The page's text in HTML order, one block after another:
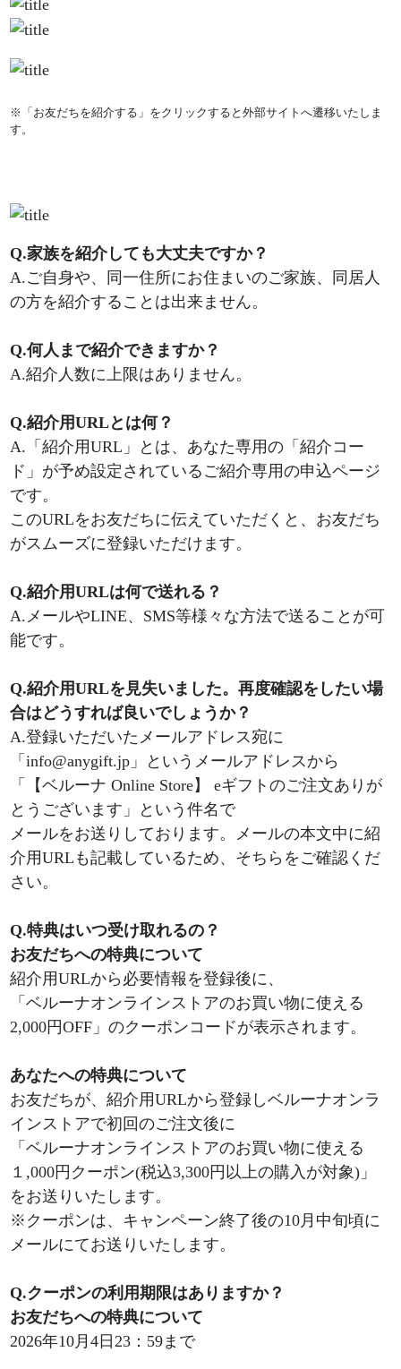
※「お友だちを紹介する」をクリックすると外部サイトへ遷移いたしま
す。
Q.家族を紹介しても大丈夫ですか？
A.ご自身や、同一住所にお住まいのご家族、同居人
の方を紹介することは出来ません。
Q.何人まで紹介できますか？
A.紹介人数に上限はありません。
Q.紹介用URLとは何？
A.「紹介用URL」とは、あなた専用の「紹介コー
ド」が予め設定されているご紹介専用の申込ページ
です。
このURLをお友だちに伝えていただくと、お友だち
がスムーズに登録いただけます。
Q.紹介用URLは何で送れる？
A.メールやLINE、SMS等様々な方法で送ることが可
能です。
Q.紹介用URLを見失いました。再度確認をしたい場
合はどうすれば良いでしょうか？
A.登録いただいたメールアドレス宛に
「info@anygift.jp」というメールアドレスから
「【ベルーナ Online Store】 eギフトのご注文ありが
とうございます」という件名で
メールをお送りしております。メールの本文中に紹
介用URLも記載しているため、そちらをご確認くだ
さい。
Q.特典はいつ受け取れるの？
お友だちへの特典について
紹介用URLから必要情報を登録後に、
「ベルーナオンラインストアのお買い物に使える
2,000円OFF」のクーポンコードが表示されます。
あなたへの特典について
お友だちが、紹介用URLから登録しベルーナオンラ
インストアで初回のご注文後に
「ベルーナオンラインストアのお買い物に使える
１,000円クーポン(税込3,300円以上の購入が対象)」
をお送りいたします。
※クーポンは、キャンペーン終了後の10月中旬頃に
メールにてお送りいたします。
Q.クーポンの利用期限はありますか？
お友だちへの特典について
2026年10月4日23：59まで